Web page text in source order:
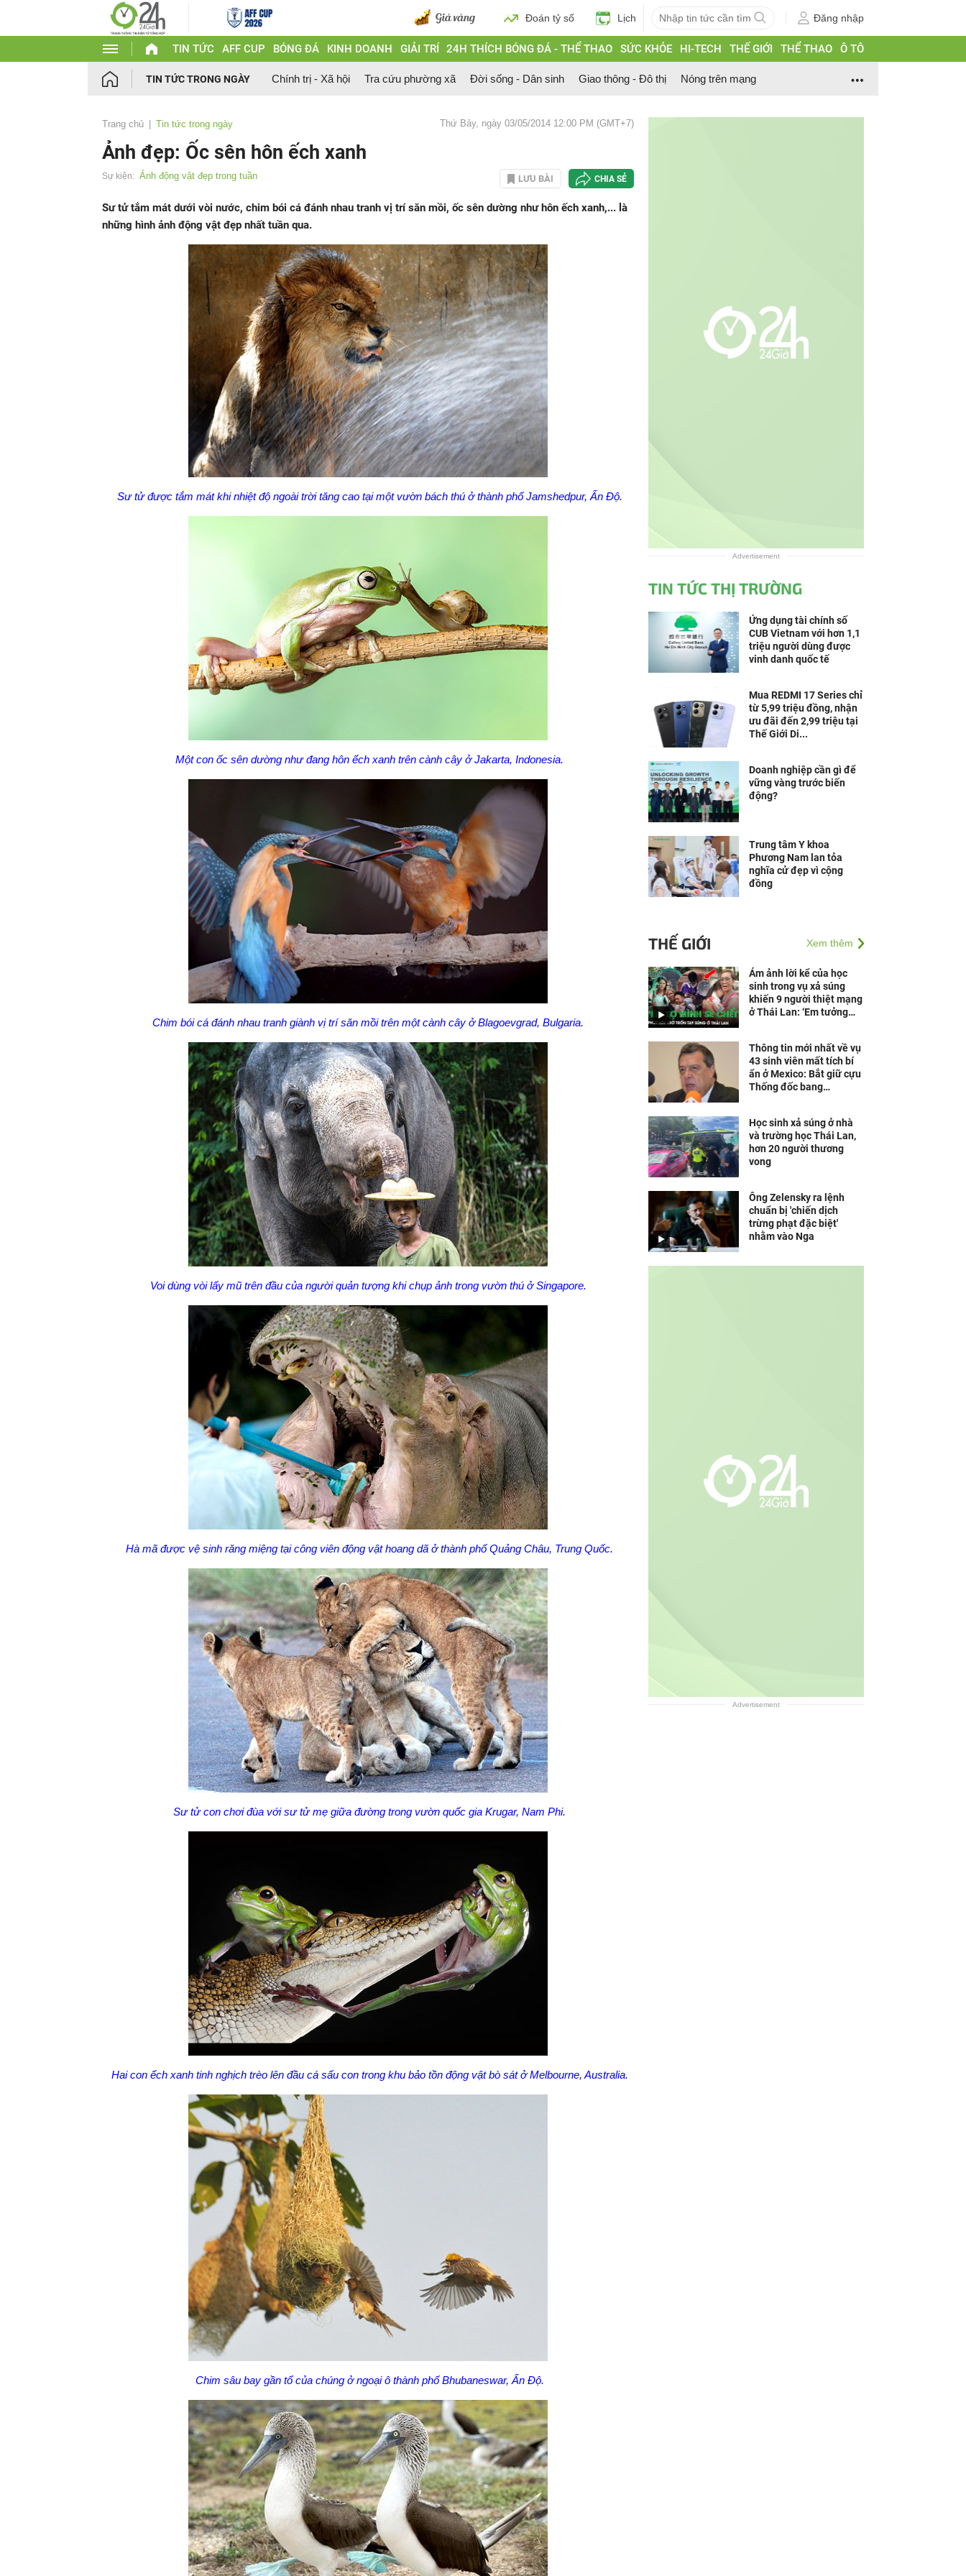
Đoán tỷ số Lịch Đăng nhập
TIN TỨC AFF CUP BÓNG ĐÁ KINH DOANH GIẢI TRÍ 24H THÍCH BÓNG ĐÁ - THỂ THAO SỨC KHỎE HI-TECH THẾ GIỚI THỂ THAO Ô TÔ
TIN TỨC TRONG NGÀY Chính trị - Xã hội Tra cứu phường xã Đời sống - Dân sinh Giao thông - Đô thị Nóng trên mạng
Trang chủ Tin tức trong ngày Thứ Bảy, ngày 03/05/2014 12:00 PM (GMT+7)
Ảnh đẹp: Ốc sên hôn ếch xanh
Sự kiện: Ảnh động vật đẹp trong tuần LƯU BÀI CHIA SẺ
Sư tử tắm mát dưới vòi nước, chim bói cá đánh nhau tranh vị trí săn mồi, ốc sên dường như hôn ếch xanh,... là
những hình ảnh động vật đẹp nhất tuần qua.
Sư tử được tắm mát khi nhiệt độ ngoài trời tăng cao tại một vườn bách thú ở thành phố Jamshedpur, Ấn Độ.
Một con ốc sên dường như đang hôn ếch xanh trên cành cây ở Jakarta, Indonesia.
Chim bói cá đánh nhau tranh giành vị trí săn mồi trên một cành cây ở Blagoevgrad, Bulgaria.
Voi dùng vòi lấy mũ trên đầu của người quản tượng khi chụp ảnh trong vườn thú ở Singapore.
Hà mã được vệ sinh răng miệng tại công viên động vật hoang dã ở thành phố Quảng Châu, Trung Quốc.
Sư tử con chơi đùa với sư tử mẹ giữa đường trong vườn quốc gia Krugar, Nam Phi.
Hai con ếch xanh tinh nghịch trèo lên đầu cá sấu con trong khu bảo tồn động vật bò sát ở Melbourne, Australia.
Chim sâu bay gần tổ của chúng ở ngoại ô thành phố Bhubaneswar, Ấn Độ.
Advertisement
TIN TỨC THỊ TRƯỜNG
Ứng dụng tài chính số
CUB Vietnam với hơn 1,1
triệu người dùng được
vinh danh quốc tế
Mua REDMI 17 Series chỉ
từ 5,99 triệu đồng, nhận
ưu đãi đến 2,99 triệu tại
Thế Giới Di...
Doanh nghiệp cần gì để
vững vàng trước biến
động?
Trung tâm Y khoa
Phương Nam lan tỏa
nghĩa cử đẹp vì cộng
đồng
THẾ GIỚI Xem thêm
Ám ảnh lời kể của học
sinh trong vụ xả súng
khiến 9 người thiệt mạng
ở Thái Lan: ‘Em tưởng
Thông tin mới nhất về vụ
43 sinh viên mất tích bí
ẩn ở Mexico: Bắt giữ cựu
Thống đốc bang
Học sinh xả súng ở nhà
và trường học Thái Lan,
hơn 20 người thương
vong
Ông Zelensky ra lệnh
chuẩn bị 'chiến dịch
trừng phạt đặc biệt'
nhằm vào Nga
Advertisement